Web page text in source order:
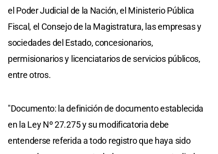
el Poder Judicial de la Nación, el Ministerio Pública
Fiscal, el Consejo de la Magistratura, las empresas y
sociedades del Estado, concesionarios,
permisionarios y licenciatarios de servicios públicos,
entre otros.
"Documento: la definición de documento establecida
en la Ley Nº 27.275 y su modificatoria debe
entenderse referida a todo registro que haya sido